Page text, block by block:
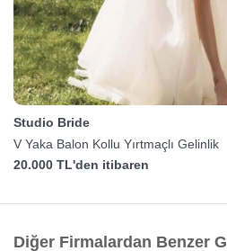
Studio Bride
V Yaka Balon Kollu Yırtmaçlı Gelinlik
20.000 TL'den itibaren
Diğer Firmalardan Benzer